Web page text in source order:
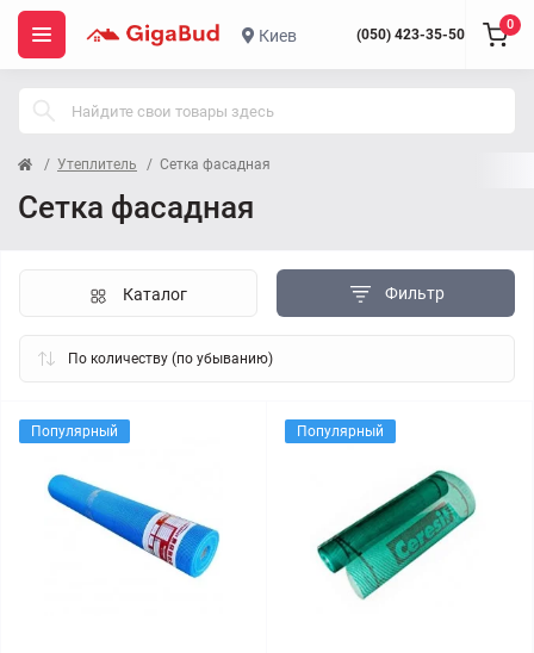
Киев (050) 423-35-50
0
Утеплитель Сетка фасадная
Сетка фасадная
Фильтр
Каталог
Популярный Популярный